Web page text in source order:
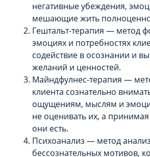
негативные убеждения,
мешающие жить
Гештальт-терапия — метод
эмоциях и потребностях
содействие в осознании и
желаний и ценностей.
Майндфулнес-терапия —
клиента сознательно
ощущениям, мыслям и
не оценивать их, а
они есть.
Психоанализ — метод
бессознательных мотивов,